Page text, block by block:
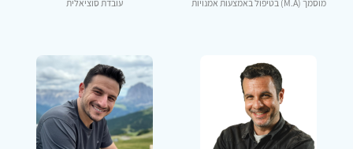
מוסמך (M.A) בטיפול באמצעות אמנויות עובדת סוציאלית